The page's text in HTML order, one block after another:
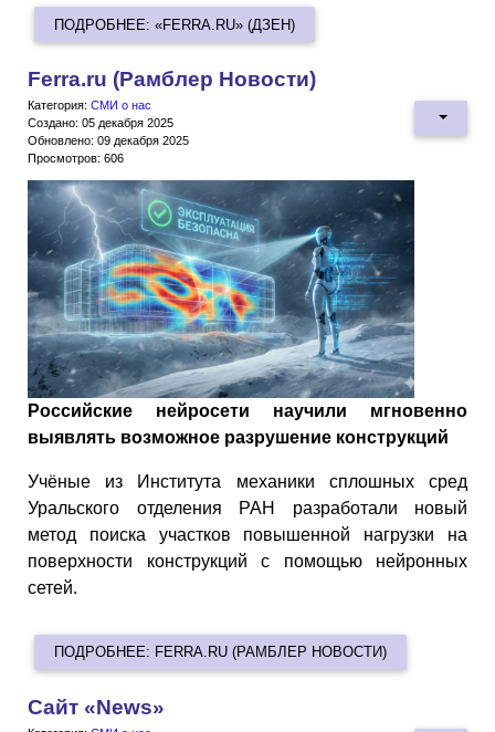
ПОДРОБНЕЕ: «FERRA.RU» (ДЗЕН)
Ferra.ru (Рамблер Новости)
Категория: СМИ о нас
Создано: 05 декабря 2025
Обновлено: 09 декабря 2025
Просмотров: 606
Российские нейросети научили мгновенно
выявлять возможное разрушение конструкций
Учёные из Института механики сплошных сред
Уральского отделения РАН разработали новый
метод поиска участков повышенной нагрузки на
поверхности конструкций с помощью нейронных
сетей.
ПОДРОБНЕЕ: FERRA.RU (РАМБЛЕР НОВОСТИ)
Сайт «News»